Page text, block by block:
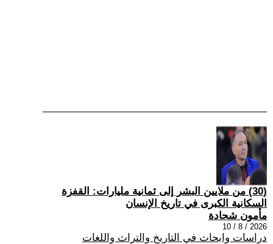
(30) من ملايين البشر إلى ثمانية مليارات: القفزة
السكانية الكبرى في تاريخ الإنسان
مأمون شحادة
2026 / 8 / 10
دراسات وابحاث في التاريخ والتراث واللغات